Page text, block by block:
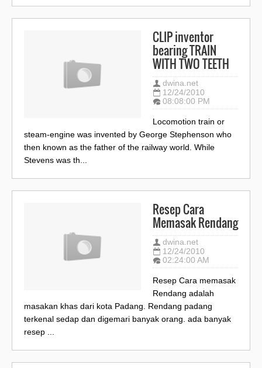
CLIP inventor
bearing TRAIN
WITH TWO TEETH
dwina.net
12/24/2010
08:08:00 PM
Locomotion train or
steam-engine was invented by George Stephenson who
then known as the father of the railway world. While
Stevens was th...
Resep Cara
Memasak Rendang
dwina.net
12/24/2010
02:24:00 AM
Resep Cara memasak
Rendang adalah
masakan khas dari kota Padang. Rendang padang
terkenal sedap dan digemari banyak orang. ada banyak
resep ...